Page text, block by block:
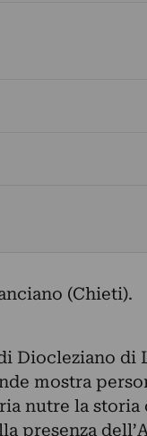
(Chieti).
Diocleziano di
mostra
nutre la storia
presenza